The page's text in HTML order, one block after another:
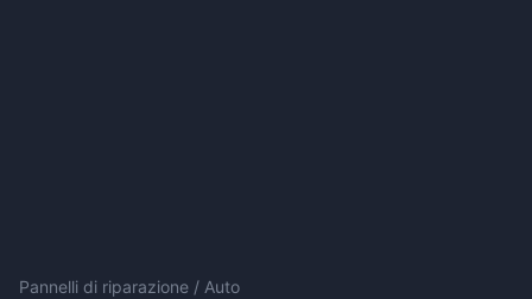
Pannelli di riparazione / Auto